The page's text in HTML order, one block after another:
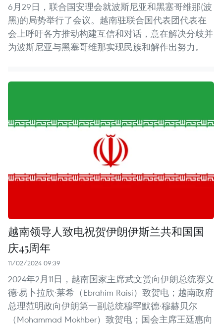
6月29日，联合国安理会就波斯尼亚和黑塞哥维那(波
黑)的局势举行了会议。越南驻联合国代表团代表在
会上呼吁各方推动构建互信和对话，意在解决分歧并
为波斯尼亚与黑塞哥维那实现民族和解作出努力。
越南领导人致电祝贺伊朗伊斯兰共和国国
庆45周年
11/02/2024 09:39
2024年2月11日，越南国家主席武文赏向伊朗总统赛义
德·易卜拉欣·莱希（Ebrahim Raisi）致贺电；越南政府
总理范明政向伊朗第一副总统穆罕默德·穆赫贝尔
（Mohammad Mokhber）致贺电；国会主席王廷惠向